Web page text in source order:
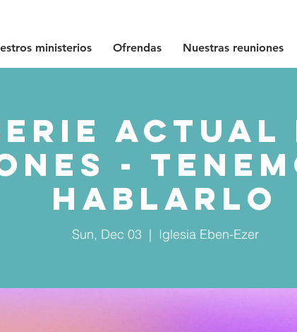
ministerios Ofrendas Nuestras reuniones
Actual
-
Hablarlo
Sun, Dec 03
  |
Iglesia Eben-Ezer